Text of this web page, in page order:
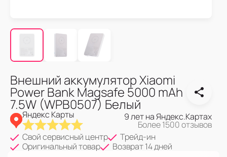
Внешний аккумулятор Xiaomi
Power Bank Magsafe 5000 mAh
7.5W (WPB0507) Белый
Яндекс Карты 9 лет на Яндекс.Картах
Более 1500 отзывов
Свой сервисный центр
Трейд-ин
Оригинальный товар
Возврат 14 дней